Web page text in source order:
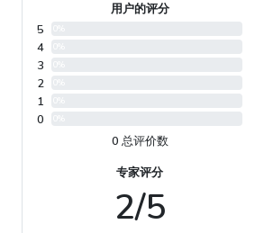
用户的评分
5
4
3
2
1
0
0 总评价数
专家评分
2/5